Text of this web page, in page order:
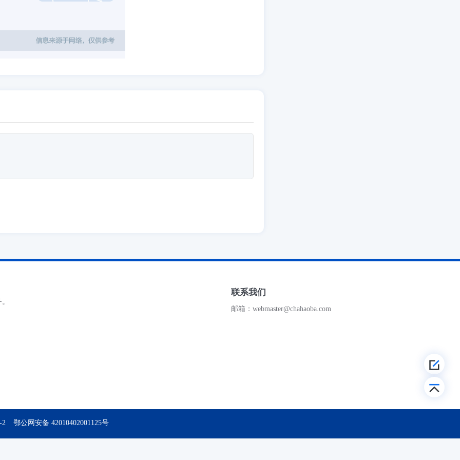
联系我们
邮箱：webmaster@chahaoba.com
2 鄂公网安备 42010402001125号